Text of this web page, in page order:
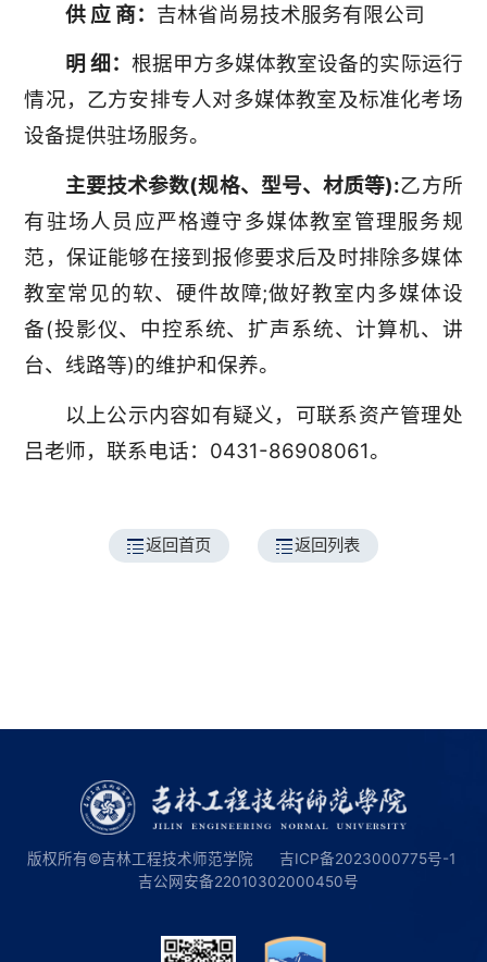
供 应 商： 吉林省尚易技术服务有限公司
明 细： 根据甲方多媒体教室设备的实际运行
情况，乙方安排专人对多媒体教室及标准化考场
设备提供驻场服务。
主要技术参数(规格、型号、材质等):乙方所
有驻场人员应严格遵守多媒体教室管理服务规
范，保证能够在接到报修要求后及时排除多媒体
教室常见的软、硬件故障;做好教室内多媒体设
备(投影仪、中控系统、扩声系统、计算机、讲
台、线路等)的维护和保养。
以上公示内容如有疑义，可联系资产管理处
吕老师，联系电话：0431-86908061。
返回首页 返回列表
版权所有©吉林工程技术师范学院 吉ICP备2023000775号-1
吉公网安备22010302000450号